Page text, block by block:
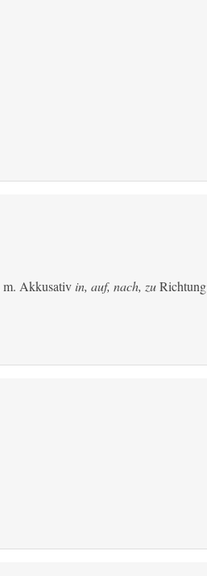
m. Akkusativ in, auf, nach, zuRichtung